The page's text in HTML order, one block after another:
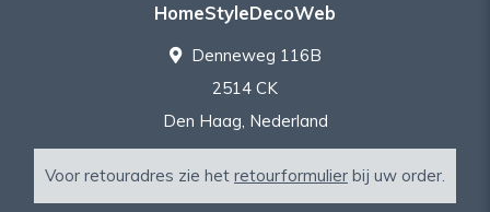
HomeStyleDecoWeb
Denneweg 116B
2514 CK
Den Haag, Nederland
Voor retouradres zie het retourformulier bij uw order.